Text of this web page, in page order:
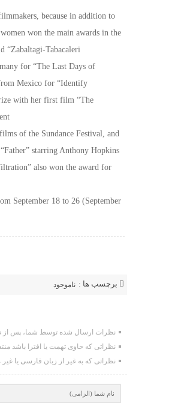
because in addition to
won the main awards in the
Tabacaleri”
for “The Last Days of
Mexico for “Identify
with her first film “The
of the Sundance Festival, and
starring Anthony Hopkins
also won the award for
September 18 to 26 (September
برچسب ها : ناموجود
نظرات ارسال شده توسط شما، پس از
نظراتی که حاوی تهمت یا افترا باشد
نظراتی که به غیر از زبان فارسی یا